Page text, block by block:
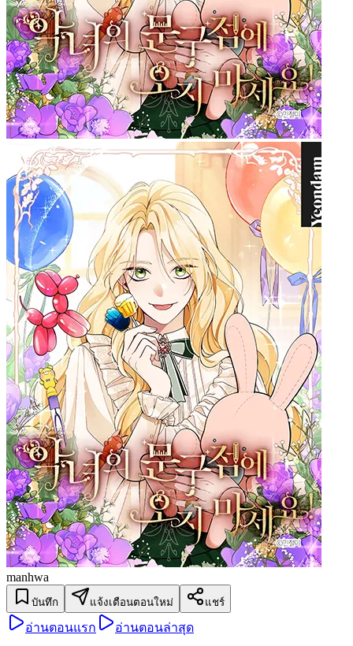
manhwa
บันทึก แจ้งเตือนตอนใหม่ แชร์
อ่านตอนแรก อ่านตอนล่าสุด